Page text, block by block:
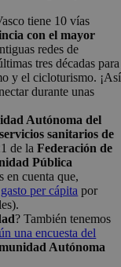
tiene 10 vías
con el mayor
redes de
tres décadas para
y el cicloturismo. ¡Así
durante unas
Autónoma del
sanitarios de
de laFederación de
Pública
en cuenta que,
per cápita por
? También tenemos
una encuesta del
Autónoma